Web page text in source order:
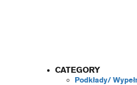
CATEGORY
Podkłady/